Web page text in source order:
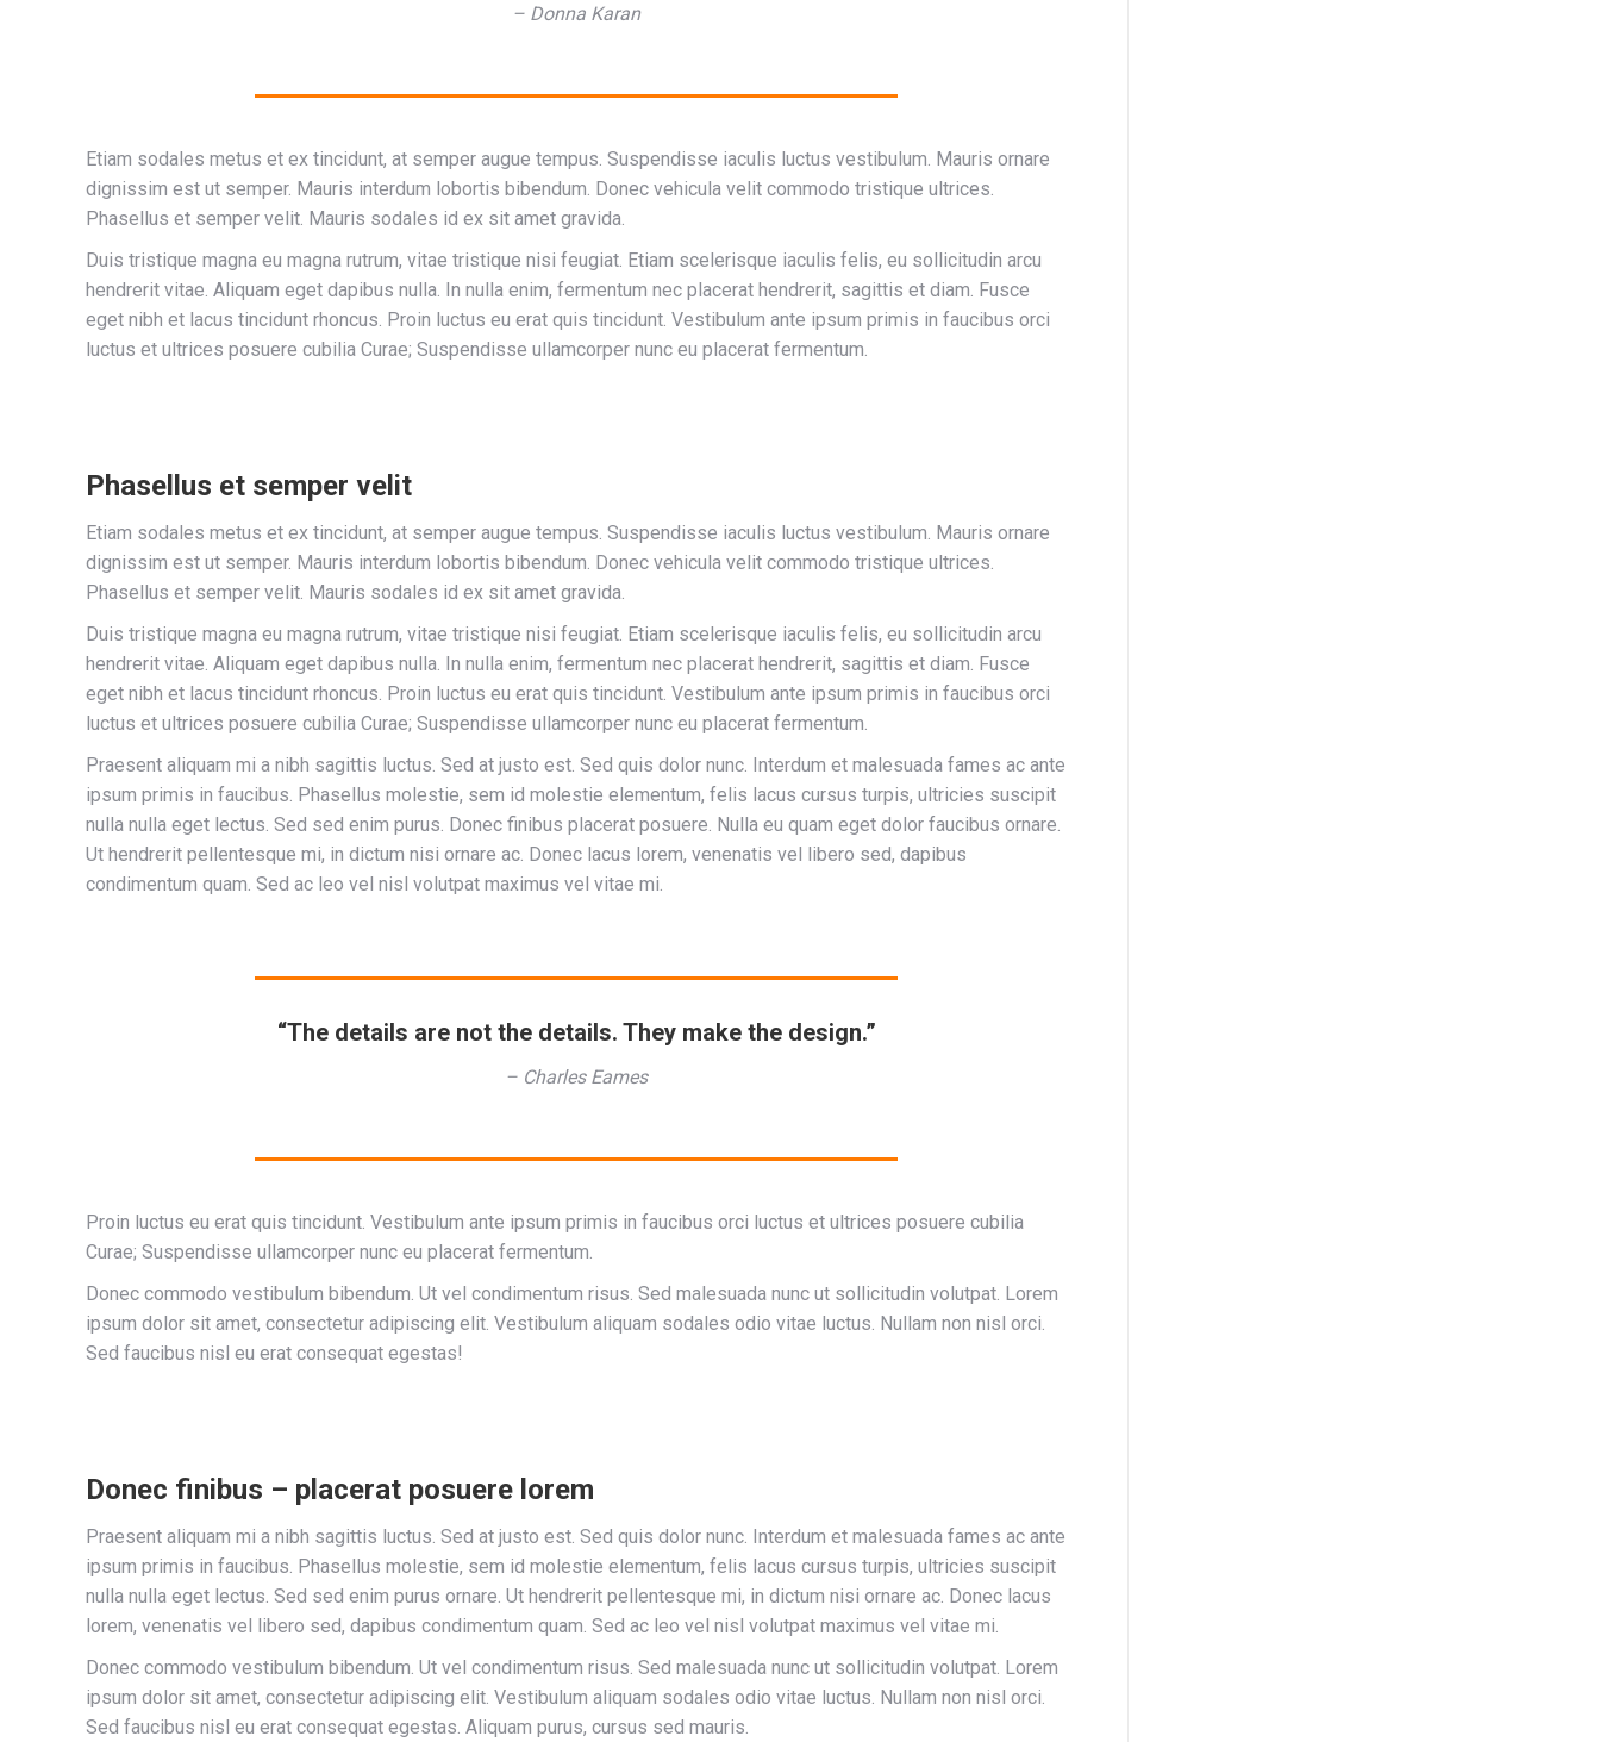
– Donna Karan
Etiam sodales metus et ex tincidunt, at semper augue tempus. Suspendisse iaculis luctus vestibulum. Mauris ornare
dignissim est ut semper. Mauris interdum lobortis bibendum. Donec vehicula velit commodo tristique ultrices.
Phasellus et semper velit. Mauris sodales id ex sit amet gravida.
Duis tristique magna eu magna rutrum, vitae tristique nisi feugiat. Etiam scelerisque iaculis felis, eu sollicitudin arcu
hendrerit vitae. Aliquam eget dapibus nulla. In nulla enim, fermentum nec placerat hendrerit, sagittis et diam. Fusce
eget nibh et lacus tincidunt rhoncus. Proin luctus eu erat quis tincidunt. Vestibulum ante ipsum primis in faucibus orci
luctus et ultrices posuere cubilia Curae; Suspendisse ullamcorper nunc eu placerat fermentum.
Phasellus et semper velit
Etiam sodales metus et ex tincidunt, at semper augue tempus. Suspendisse iaculis luctus vestibulum. Mauris ornare
dignissim est ut semper. Mauris interdum lobortis bibendum. Donec vehicula velit commodo tristique ultrices.
Phasellus et semper velit. Mauris sodales id ex sit amet gravida.
Duis tristique magna eu magna rutrum, vitae tristique nisi feugiat. Etiam scelerisque iaculis felis, eu sollicitudin arcu
hendrerit vitae. Aliquam eget dapibus nulla. In nulla enim, fermentum nec placerat hendrerit, sagittis et diam. Fusce
eget nibh et lacus tincidunt rhoncus. Proin luctus eu erat quis tincidunt. Vestibulum ante ipsum primis in faucibus orci
luctus et ultrices posuere cubilia Curae; Suspendisse ullamcorper nunc eu placerat fermentum.
Praesent aliquam mi a nibh sagittis luctus. Sed at justo est. Sed quis dolor nunc. Interdum et malesuada fames ac ante
ipsum primis in faucibus. Phasellus molestie, sem id molestie elementum, felis lacus cursus turpis, ultricies suscipit
nulla nulla eget lectus. Sed sed enim purus. Donec finibus placerat posuere. Nulla eu quam eget dolor faucibus ornare.
Ut hendrerit pellentesque mi, in dictum nisi ornare ac. Donec lacus lorem, venenatis vel libero sed, dapibus
condimentum quam. Sed ac leo vel nisl volutpat maximus vel vitae mi.
“The details are not the details. They make the design.”
– Charles Eames
Proin luctus eu erat quis tincidunt. Vestibulum ante ipsum primis in faucibus orci luctus et ultrices posuere cubilia
Curae; Suspendisse ullamcorper nunc eu placerat fermentum.
Donec commodo vestibulum bibendum. Ut vel condimentum risus. Sed malesuada nunc ut sollicitudin volutpat. Lorem
ipsum dolor sit amet, consectetur adipiscing elit. Vestibulum aliquam sodales odio vitae luctus. Nullam non nisl orci.
Sed faucibus nisl eu erat consequat egestas!
Donec finibus – placerat posuere lorem
Praesent aliquam mi a nibh sagittis luctus. Sed at justo est. Sed quis dolor nunc. Interdum et malesuada fames ac ante
ipsum primis in faucibus. Phasellus molestie, sem id molestie elementum, felis lacus cursus turpis, ultricies suscipit
nulla nulla eget lectus. Sed sed enim purus ornare. Ut hendrerit pellentesque mi, in dictum nisi ornare ac. Donec lacus
lorem, venenatis vel libero sed, dapibus condimentum quam. Sed ac leo vel nisl volutpat maximus vel vitae mi.
Donec commodo vestibulum bibendum. Ut vel condimentum risus. Sed malesuada nunc ut sollicitudin volutpat. Lorem
ipsum dolor sit amet, consectetur adipiscing elit. Vestibulum aliquam sodales odio vitae luctus. Nullam non nisl orci.
Sed faucibus nisl eu erat consequat egestas. Aliquam purus, cursus sed mauris.